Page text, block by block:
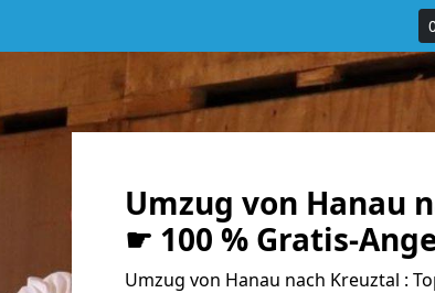
Umzug von Hanau
☛ 100 % Gratis-
Umzug von Hanau nach Kreuztal :